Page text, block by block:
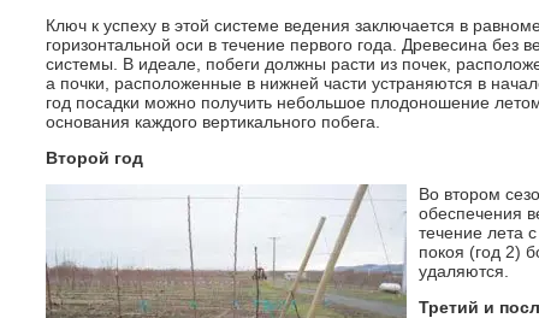
Ключ к успеху в этой системе ведения заключается в
горизонтальной оси в течение первого года. Древесина без
системы. В идеале, побеги должны расти из почек,
а почки, расположенные в нижней части устраняются в
год посадки можно получить небольшое плодоношение
основания каждого вертикального побега.
Второй год
Во втором
обеспечения
течение лета
покоя (год 2)
удаляются.
Третий и